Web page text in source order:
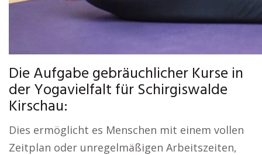
Die Aufgabe gebräuchlicher Kurse in
der Yogavielfalt für Schirgiswalde
Kirschau:
Dies ermöglicht es Menschen mit einem vollen
Zeitplan oder unregelmäßigen Arbeitszeiten,